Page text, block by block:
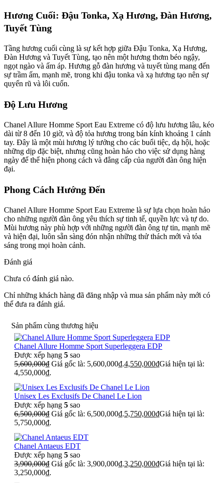
Hương Cuối: Đậu Tonka, Xạ Hương, Đàn Hương,
Tuyết Tùng
Tầng hương cuối cùng là sự kết hợp giữa Đậu Tonka, Xạ Hương,
Đàn Hương và Tuyết Tùng, tạo nên một hương thơm béo ngậy,
ngọt ngào và ấm áp. Hương gỗ đàn hương và tuyết tùng mang đến
sự trầm ấm, mạnh mẽ, trong khi đậu tonka và xạ hương tạo nên sự
quyến rũ và lôi cuốn.
Độ Lưu Hương
Chanel Allure Homme Sport Eau Extreme có độ lưu hương lâu, kéo
dài từ 8 đến 10 giờ, và độ tỏa hương trong bán kính khoảng 1 cánh
tay. Đây là một mùi hương lý tưởng cho các buổi tiệc, dạ hội, hoặc
những dịp đặc biệt, nhưng cũng hoàn hảo cho việc sử dụng hàng
ngày để thể hiện phong cách và đẳng cấp của người đàn ông hiện
đại.
Phong Cách Hướng Đến
Chanel Allure Homme Sport Eau Extreme là sự lựa chọn hoàn hảo
cho những người đàn ông yêu thích sự tinh tế, quyền lực và tự do.
Mùi hương này phù hợp với những người đàn ông tự tin, mạnh mẽ
và hiện đại, luôn sẵn sàng đón nhận những thử thách mới và tỏa
sáng trong mọi hoàn cảnh.
Đánh giá
Chưa có đánh giá nào.
Chỉ những khách hàng đã đăng nhập và mua sản phẩm này mới có
thể đưa ra đánh giá.
Sản phẩm cùng thương hiệu
Chanel Allure Homme Sport Superleggera EDP
Được xếp hạng 5 sao
5,600,000₫ Giá gốc là: 5,600,000₫.4,550,000₫Giá hiện tại là:
4,550,000₫.
Unisex Les Exclusifs De Chanel Le Lion
Được xếp hạng 5 sao
6,500,000₫ Giá gốc là: 6,500,000₫.5,750,000₫Giá hiện tại là:
5,750,000₫.
Chanel Antaeus EDT
Được xếp hạng 5 sao
3,900,000₫ Giá gốc là: 3,900,000₫.3,250,000₫Giá hiện tại là:
3,250,000₫.